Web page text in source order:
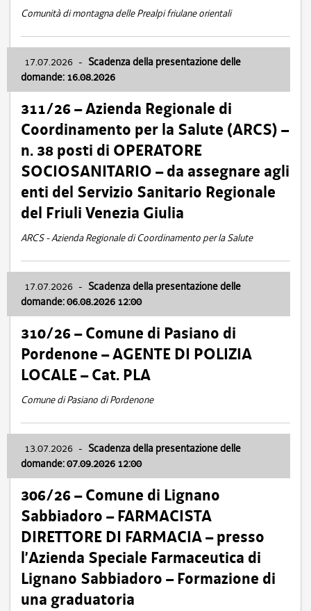
Comunità di montagna delle Prealpi friulane orientali
17.07.2026 - Scadenza della presentazione delle
domande: 16.08.2026
311/26 – Azienda Regionale di
Coordinamento per la Salute (ARCS) –
n. 38 posti di OPERATORE
SOCIOSANITARIO – da assegnare agli
enti del Servizio Sanitario Regionale
del Friuli Venezia Giulia
ARCS - Azienda Regionale di Coordinamento per la Salute
17.07.2026 - Scadenza della presentazione delle
domande: 06.08.2026 12:00
310/26 – Comune di Pasiano di
Pordenone – AGENTE DI POLIZIA
LOCALE – Cat. PLA
Comune di Pasiano di Pordenone
13.07.2026 - Scadenza della presentazione delle
domande: 07.09.2026 12:00
306/26 – Comune di Lignano
Sabbiadoro – FARMACISTA
DIRETTORE DI FARMACIA – presso
l’Azienda Speciale Farmaceutica di
Lignano Sabbiadoro – Formazione di
una graduatoria